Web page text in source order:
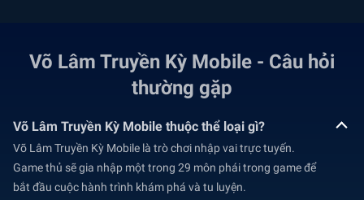
Võ Lâm Truyền Kỳ Mobile - Câu hỏi
thường gặp
Võ Lâm Truyền Kỳ Mobile thuộc thể loại gì?
Võ Lâm Truyền Kỳ Mobile là trò chơi nhập vai trực tuyến.
Game thủ sẽ gia nhập một trong 29 môn phái trong game để
bắt đầu cuộc hành trình khám phá và tu luyện.